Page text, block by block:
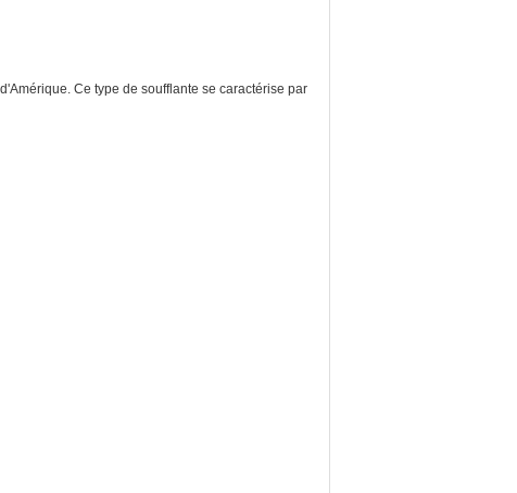
Ce type de soufflante se caractérise par